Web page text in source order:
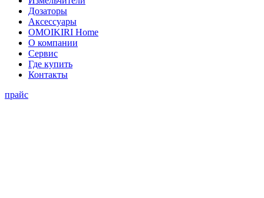
Дозаторы
Аксессуары
OMOIKIRI Home
О компании
Сервис
Где купить
Контакты
прайс